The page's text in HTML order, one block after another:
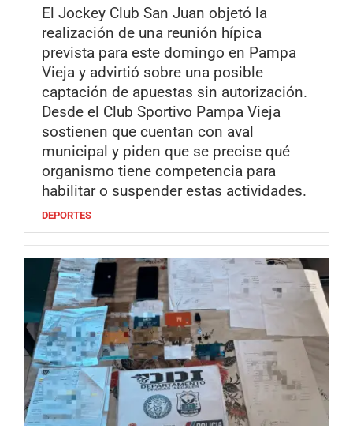
El Jockey Club San Juan objetó la
realización de una reunión hípica
prevista para este domingo en Pampa
Vieja y advirtió sobre una posible
captación de apuestas sin autorización.
Desde el Club Sportivo Pampa Vieja
sostienen que cuentan con aval
municipal y piden que se precise qué
organismo tiene competencia para
habilitar o suspender estas actividades.
DEPORTES